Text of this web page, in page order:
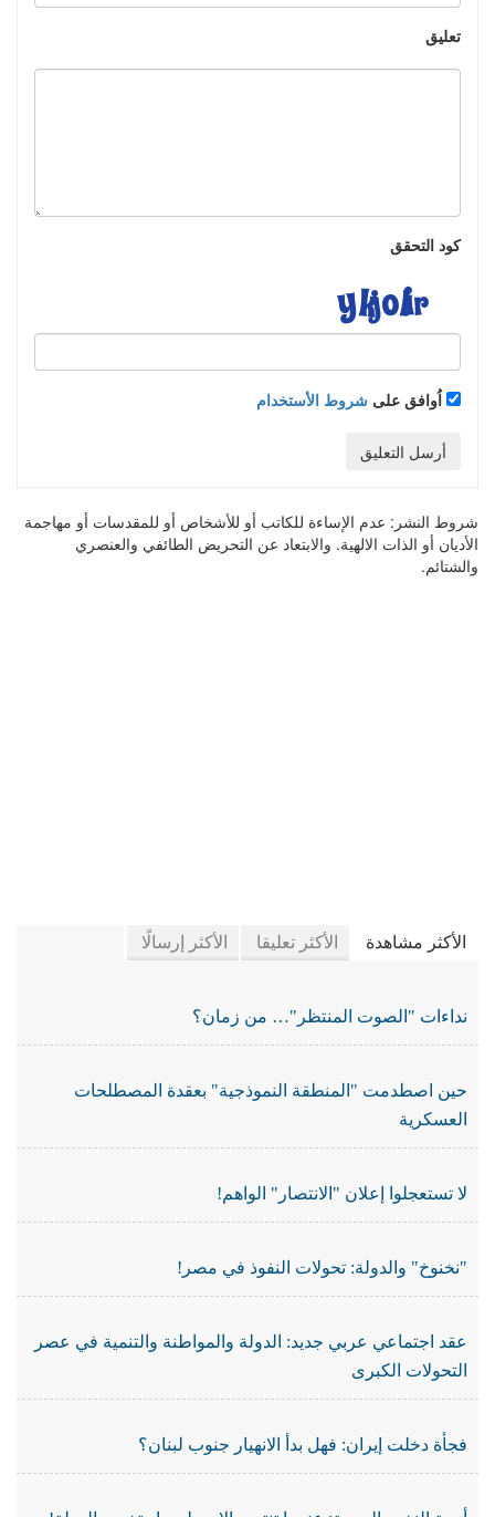
تعليق
كود التحقق
اُوافق على شروط الأستخدام
أرسل التعليق
شروط النشر: عدم الإساءة للكاتب أو للأشخاص أو للمقدسات أو مهاجمة
الأديان أو الذات الالهية. والابتعاد عن التحريض الطائفي والعنصري
والشتائم.
الأكثر مشاهدة الأكثر تعليقا الأكثر إرسالًا
نداءات "الصوت المنتظر"… من زمان؟
حين اصطدمت "المنطقة النموذجية" بعقدة المصطلحات
العسكرية
لا تستعجلوا إعلان "الانتصار" الواهم!
"نخنوخ" والدولة: تحولات النفوذ في مصر!
عقد اجتماعي عربي جديد: الدولة والمواطنة والتنمية في عصر
التحولات الكبرى
فجأة دخلت إيران: فهل بدأ الانهيار جنوب لبنان؟